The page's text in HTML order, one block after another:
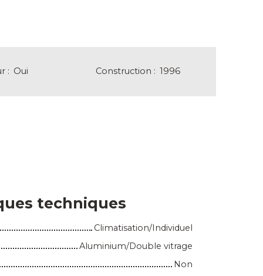
: Oui Construction : 1996
techniques
Climatisation/Individuel
Aluminium/Double vitrage
Non